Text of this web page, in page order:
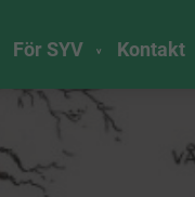
För SYV Kontakt